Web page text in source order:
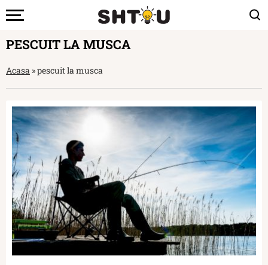
PESCUIT LA MUSCA
Acasa »pescuit la musca